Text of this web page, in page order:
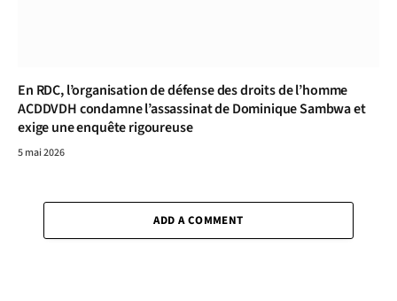
En RDC, l’organisation de défense des droits de l’homme
ACDDVDH condamne l’assassinat de Dominique Sambwa et
exige une enquête rigoureuse
5 mai 2026
ADD A COMMENT